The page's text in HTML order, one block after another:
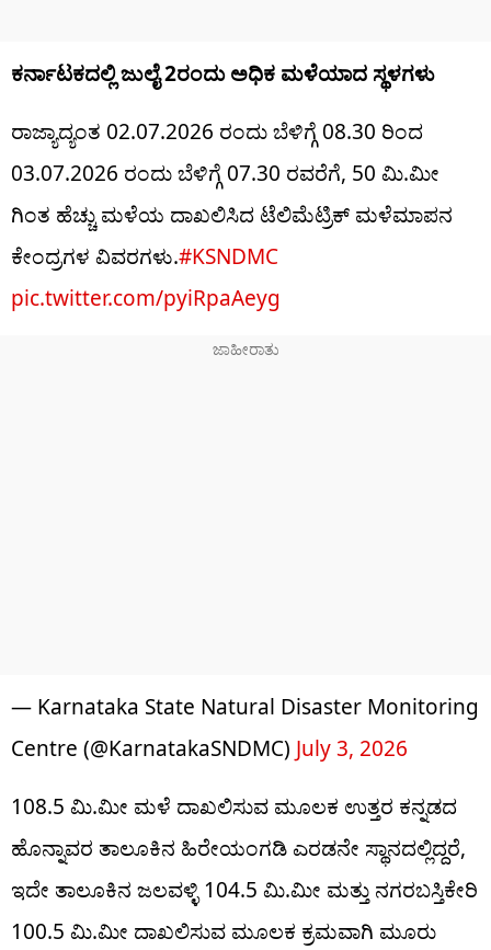
ಕರ್ನಾಟಕದಲ್ಲಿ ಜುಲೈ 2ರಂದು ಅಧಿಕ ಮಳೆಯಾದ ಸ್ಥಳಗಳು
ರಾಜ್ಯಾದ್ಯಂತ 02.07.2026 ರಂದು ಬೆಳಿಗ್ಗೆ 08.30 ರಿಂದ
03.07.2026 ರಂದು ಬೆಳಿಗ್ಗೆ 07.30 ರವರೆಗೆ, 50 ಮಿ.ಮೀ
ಗಿಂತ ಹೆಚ್ಚು ಮಳೆಯ ದಾಖಲಿಸಿದ ಟೆಲಿಮೆಟ್ರಿಕ್ ಮಳೆಮಾಪನ
ಕೇಂದ್ರಗಳ ವಿವರಗಳು.#KSNDMC
pic.twitter.com/pyiRpaAeyg
— Karnataka State Natural Disaster Monitoring
Centre (@KarnatakaSNDMC) July 3, 2026
108.5 ಮಿ.ಮೀ ಮಳೆ ದಾಖಲಿಸುವ ಮೂಲಕ ಉತ್ತರ ಕನ್ನಡದ
ಹೊನ್ನಾವರ ತಾಲೂಕಿನ ಹಿರೇಯಂಗಡಿ ಎರಡನೇ ಸ್ಥಾನದಲ್ಲಿದ್ದರೆ,
ಇದೇ ತಾಲೂಕಿನ ಜಲವಳ್ಳಿ 104.5 ಮಿ.ಮೀ ಮತ್ತು ನಗರಬಸ್ತಿಕೇರಿ
100.5 ಮಿ.ಮೀ ದಾಖಲಿಸುವ ಮೂಲಕ ಕ್ರಮವಾಗಿ ಮೂರು